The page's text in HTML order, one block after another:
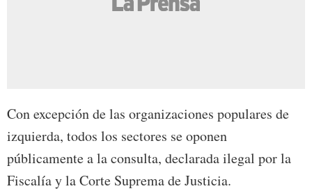
Con excepción de las organizaciones populares de
izquierda, todos los sectores se oponen
públicamente a la consulta, declarada ilegal por la
Fiscalía y la Corte Suprema de Justicia.